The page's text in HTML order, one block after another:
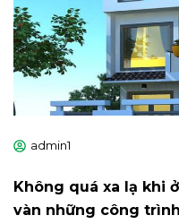
admin1
Không quá xa lạ khi
vàn những công